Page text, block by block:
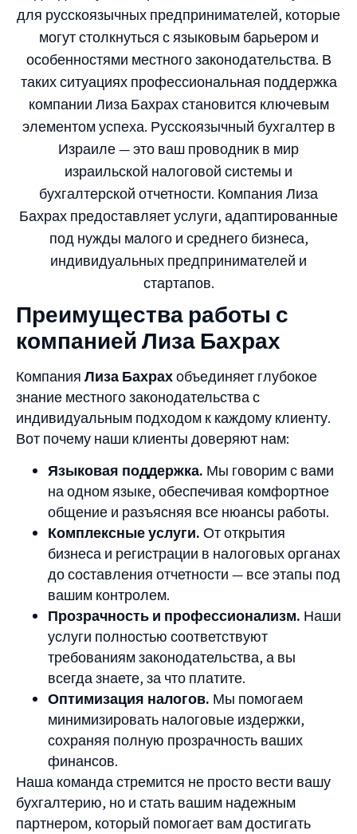
для русскоязычных предпринимателей, которые
могут столкнуться с языковым барьером и
особенностями местного законодательства. В
таких ситуациях профессиональная поддержка
компании Лиза Бахрах становится ключевым
элементом успеха. Русскоязычный бухгалтер в
Израиле — это ваш проводник в мир
израильской налоговой системы и
бухгалтерской отчетности. Компания Лиза
Бахрах предоставляет услуги, адаптированные
под нужды малого и среднего бизнеса,
индивидуальных предпринимателей и
стартапов.
Преимущества работы с
компанией Лиза Бахрах
Компания Лиза Бахрахобъединяет глубокое
знание местного законодательства с
индивидуальным подходом к каждому клиенту.
Вот почему наши клиенты доверяют нам:
Языковая поддержка. Мы говорим с вами
на одном языке, обеспечивая комфортное
общение и разъясняя все нюансы работы.
Комплексные услуги. От открытия
бизнеса и регистрации в налоговых органах
до составления отчетности — все этапы под
вашим контролем.
Прозрачность и профессионализм. Наши
услуги полностью соответствуют
требованиям законодательства, а вы
всегда знаете, за что платите.
Оптимизация налогов. Мы помогаем
минимизировать налоговые издержки,
сохраняя полную прозрачность ваших
финансов.
Наша команда стремится не просто вести вашу
бухгалтерию, но и стать вашим надежным
партнером, который помогает вам достигать